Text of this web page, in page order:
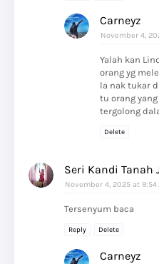
Carneyz
November 4,
Yalah kan
orang yg
la nak tukar
tu orang
tergolong
Delete
Seri Kandi Tanah
November 4, 2025 at 9:54
Tersenyum baca
Reply Delete
Carneyz